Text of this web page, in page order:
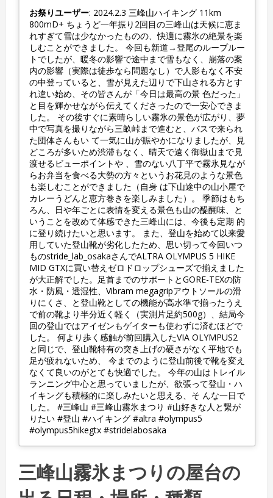
お祭りユーザー: 2024.2.3 三峰山ハイキング 11km
800mD+ ちょうど一年振り2回目の三峰山は天候に恵ま
れすぎて雪は少なかったものの、快適に霧氷の絶景を楽
しむことができました。 今回も新道→登尾のループルー
トでしたが、暖冬の影響で途中まで雪もなく、崩落の案
内の影響（実際は徒歩なら問題なし）で人影もなく不安
の中登っていると、雪が見えた辺りで下山される方とす
れ違い始め、その皆さんが「今日は最高の景 色だった」
と目を輝かせながら伝えてくださったので一安心できま
した。 その後すぐに素晴らしい霧氷の景色が広がり、夢
中で写真を撮りながら三畝峠まで進むと、バスで来られ
た団体さんもい て一気に山が賑やかになりましたが、見
どころが多いため渋滞もなく、晴天で遠く御嶽山まで見
渡せるビューポイントや 、雪のない八丁平で霧氷見なが
らお弁当を食べる大勢の方々というお花見のような景色
も楽しむことができました（自身 は下山途中の山小屋で
カレーうどんと恵方巻きを楽しみました）。 季節はもち
ろん、日や年ごとに表情を変える景色も山の醍醐味、と
いうことを改めて体感できた三峰山には、今後も定期 的
に登り続けたいと思います。 また、登山を始めて以来愛
用していた登山靴が劣化したため、思い切って今回いつ
ものstride_lab_osakaさんでALTRA OLYMPUS 5 HIKE
MID GTXに買い替えゼロドロップシューズで揃えました
が大正解でした。足首までのサポートとGORE-TEXの防
水・防風・透湿性、Vibram megagripアウトソールの滑
りにくさ、と登山靴としての機能が高水準で揃ったうえ
で前の靴より半分近く軽く（実測片足約500g）、結局今
回の登山ではアイゼンもゲイターも使わずに済むほどで
した。 何より歩く感触が前回購入したVIA OLYMPUS2
と同じで、登山靴特有の突き上げの硬さがなく平地でも
足が疲れないため、 今までのように登山前後で靴を変え
なくて良いのがとても快適でした。 今年の山はトレイル
ランニング中心と思っていましたが、欲張って登山・ハ
イキングも積極的に楽しみたいと思える、そ んな一日で
した。 #三峰山 #三峰山霧氷まつり #山好きな人と繋が
りたい #登山 #ハイキング #altra #olympus5
#olympus5hikegtx #stridelabosaka
三峰山霧氷まつりの屋台の